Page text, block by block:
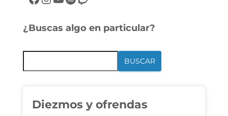
¿Buscas algo en particular?
BUSCAR
Diezmos y ofrendas